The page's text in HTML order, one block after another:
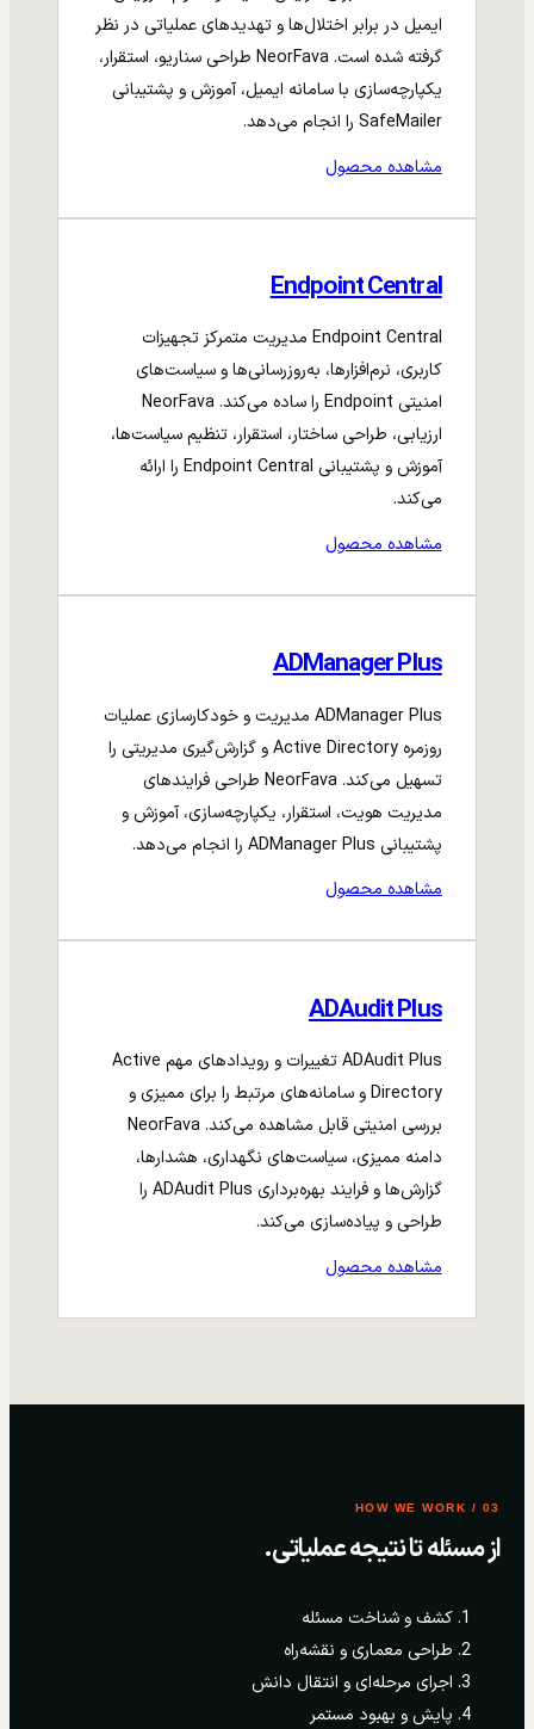
ایمیل در برابر اختلال‌ها و تهدیدهای عملیاتی در نظر
گرفته شده است. NeorFava طراحی سناریو، استقرار،
یکپارچه‌سازی با سامانه ایمیل، آموزش و پشتیبانی
SafeMailer را انجام می‌دهد.
مشاهده محصول
Endpoint Central
Endpoint Central مدیریت متمرکز تجهیزات
کاربری، نرم‌افزارها، به‌روزرسانی‌ها و سیاست‌های
امنیتی Endpoint را ساده می‌کند. NeorFava
ارزیابی، طراحی ساختار، استقرار، تنظیم سیاست‌ها،
آموزش و پشتیبانی Endpoint Central را ارائه
می‌کند.
مشاهده محصول
ADManager Plus
ADManager Plus مدیریت و خودکارسازی عملیات
روزمره Active Directory و گزارش‌گیری مدیریتی را
تسهیل می‌کند. NeorFava طراحی فرایندهای
مدیریت هویت، استقرار، یکپارچه‌سازی، آموزش و
پشتیبانی ADManager Plus را انجام می‌دهد.
مشاهده محصول
ADAudit Plus
ADAudit Plus تغییرات و رویدادهای مهم Active
Directory و سامانه‌های مرتبط را برای ممیزی و
بررسی امنیتی قابل مشاهده می‌کند. NeorFava
دامنه ممیزی، سیاست‌های نگهداری، هشدارها،
گزارش‌ها و فرایند بهره‌برداری ADAudit Plus را
طراحی و پیاده‌سازی می‌کند.
مشاهده محصول
03 / HOW WE WORK
از مسئله تا نتیجه عملیاتی.
کشف و شناخت مسئله
طراحی معماری و نقشه‌راه
اجرای مرحله‌ای و انتقال دانش
پایش و بهبود مستمر